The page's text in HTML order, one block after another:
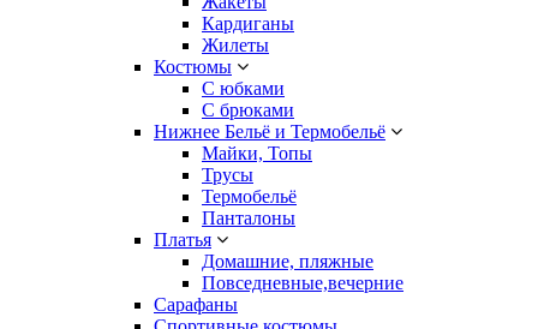
Кардиганы
Жилеты
Костюмы
С юбками
С брюками
Нижнее Бельё и Термобельё
Майки, Топы
Трусы
Термобельё
Панталоны
Платья
Домашние, пляжные
Повседневные,вечерние
Сарафаны